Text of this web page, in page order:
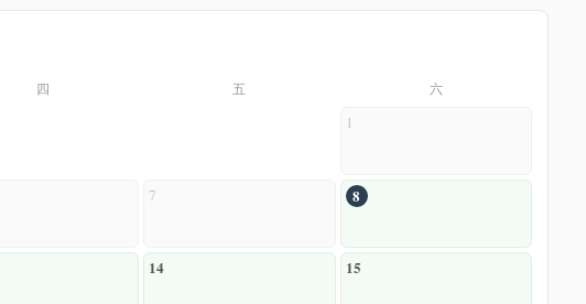
四 五 六
1
7 8
14 15